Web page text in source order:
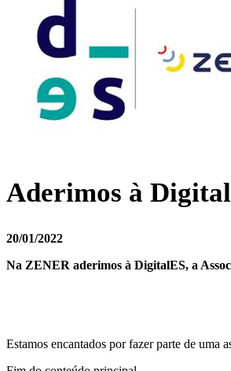
Aderimos à
20/01/2022
Na ZENER aderimos à DigitalES, a
Estamos encantados por fazer parte de uma